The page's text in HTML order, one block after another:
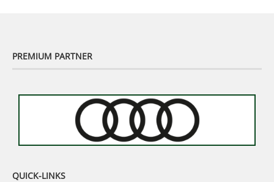
PREMIUM PARTNER
QUICK-LINKS